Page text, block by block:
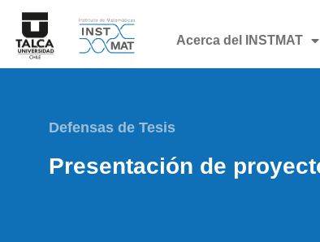
Acerca del INSTMAT
Defensas de Tesis
Presentación de